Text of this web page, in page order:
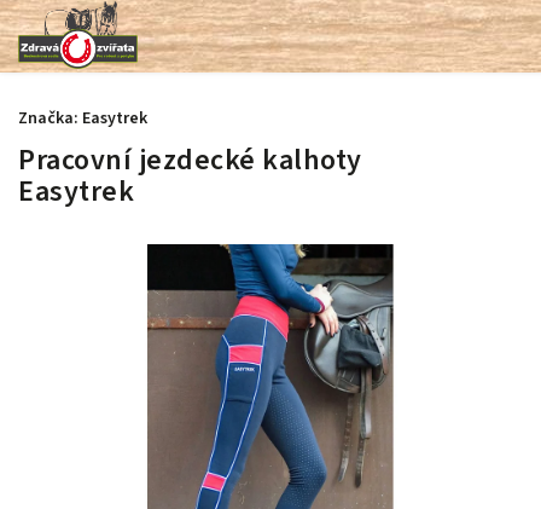
Pracovní jezdecké kalhoty
Easytrek
Značka: Easytrek